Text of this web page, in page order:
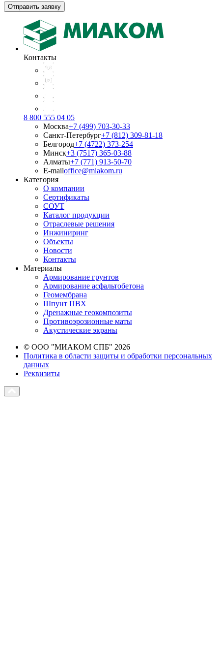
Отправить заявку
Контакты
8 800 555 04 05
Москва+7 (499) 703-30-33
Санкт-Петербург+7 (812) 309-81-18
Белгород+7 (4722) 373-254
Минск+3 (7517) 365-03-88
Алматы+7 (771) 913-50-70
E-mailoffice@miakom.ru
Категория
О компании
Сертификаты
СОУТ
Каталог продукции
Отраслевые решения
Инжиниринг
Объекты
Новости
Контакты
Материалы
Армирование грунтов
Армирование асфальтобетона
Геомембрана
Шпунт ПВХ
Дренажные геокомпозиты
Противоэрозионные маты
Акустические экраны
© ООО "МИАКОМ СПБ" 2026
Политика в области защиты и обработки персональных
данных
Реквизиты